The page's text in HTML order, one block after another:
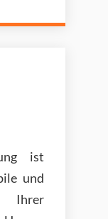
ist
und
Ihrer